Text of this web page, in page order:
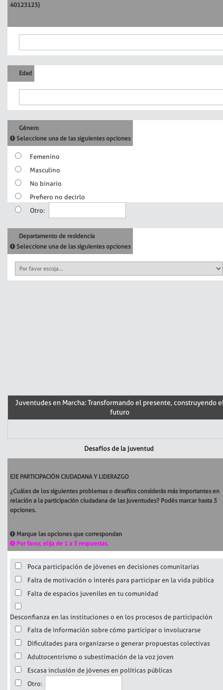
40123123)
Edad
Género
Seleccione una de las siguientes opciones
Femenino
Masculino
No binario
Prefiero no decirlo
Otro:
Departamento de residencia
Seleccione una de las siguientes opciones
Juventudes en Marcha: Transformando el presente, construyendo
futuro
Desafíos de la juventud
EJE PARTICIPACIÓN CIUDADANA Y LIDERAZGO
¿Cuáles de los siguientes problemas o desafíos considerás más importantes en
relación a la participación ciudadana de las juventudes? Podés marcar hasta 3
opciones.
Marque las opciones que correspondan
Por favor, elija de 1 a 3 respuestas.
Poca participación de jóvenes en decisiones comunitarias
Falta de motivación o interés para participar en la vida pública
Falta de espacios juveniles en tu comunidad
Desconfianza en las instituciones o en los procesos de participación
Falta de información sobre cómo participar o involucrarse
Dificultades para organizarse o generar propuestas colectivas
Adultocentrismo o subestimación de la voz joven
Escasa inclusión de jóvenes en políticas públicas
Otro: